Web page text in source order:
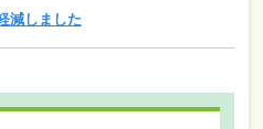
減しました